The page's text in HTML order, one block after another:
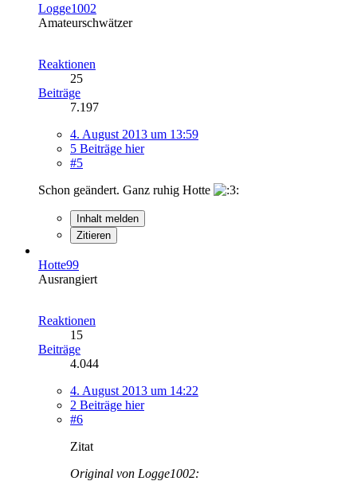
Logge1002
Amateurschwätzer
Reaktionen
25
Beiträge
7.197
4. August 2013 um 13:59
5 Beiträge hier
#5
Schon geändert. Ganz ruhig Hotte
Inhalt melden
Zitieren
Hotte99
Ausrangiert
Reaktionen
15
Beiträge
4.044
4. August 2013 um 14:22
2 Beiträge hier
#6
Zitat
Original von Logge1002: